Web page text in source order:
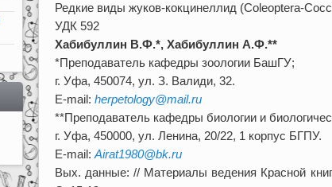
Редкие виды жуков-кокцинеллид (Coleoptera-
УДК 592
Хабибуллин В.Ф.*, Хабибуллин А.Ф.**
*Преподаватель кафедры зоологии БашГУ;
г. Уфа, 450074, ул. З. Валиди, 32.
E-mail: herpetology@mail.ru
**Преподаватель кафедры биологии и
г. Уфа, 450000, ул. Ленина, 20/22, 1 корпус БГПУ.
E-mail: Airat1980@bk.ru
Вых. данные: // Материалы ведения Красной